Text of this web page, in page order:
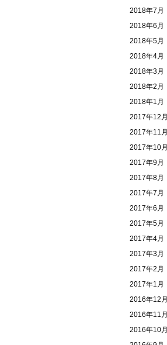
2018年7月
2018年6月
2018年5月
2018年4月
2018年3月
2018年2月
2018年1月
2017年12月
2017年11月
2017年10月
2017年9月
2017年8月
2017年7月
2017年6月
2017年5月
2017年4月
2017年3月
2017年2月
2017年1月
2016年12月
2016年11月
2016年10月